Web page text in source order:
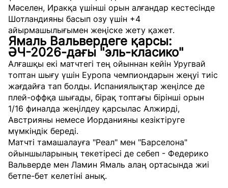
Мәселен, Иракқа үшінші орын алғандар кестесінде
Шотландияны басып озу үшін +4
айырмашылығымен жеңіске жету қажет.
Ямаль Вальвердеге қарсы:
ӘЧ-2026-дағы "эль-класико"
Алғашқы екі матчтегі тең ойыннан кейін Уругвай
топтан шығу үшін Еуропа чемпиондарын жеңуі тиіс
жағдайға тап болды. Испаниялықтар жеңілсе де
плей-оффқа шығады, бірақ топтағы бірінші орын
1/16 финалда жеңілдеу қарсылас Алжирді,
Австрияны немесе Иорданияны кезіктіруге
мүмкіндік береді.
Матчті тамашалауға "Реал" мен "Барселона"
ойыншыларының текетіресі де себеп - Федерико
Вальверде мен Ламин Ямаль алаң ортасында жиі
бетпе-бет келетіні анық.